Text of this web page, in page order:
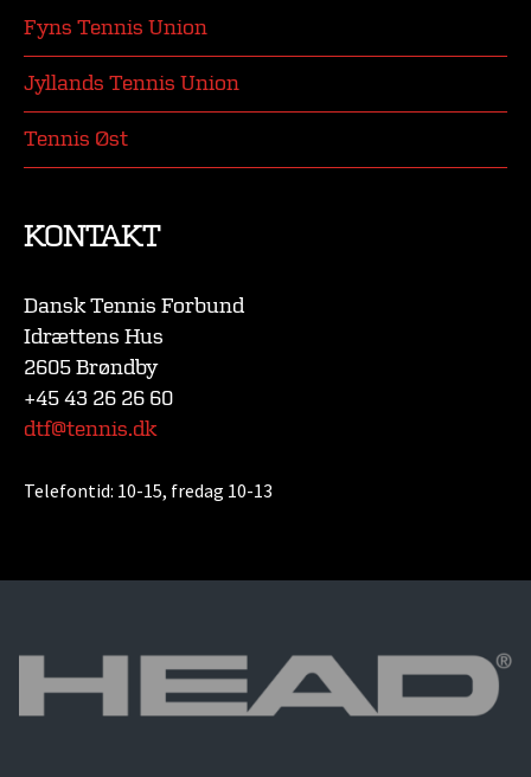
Fyns Tennis Union
Jyllands Tennis Union
Tennis Øst
KONTAKT
Dansk Tennis Forbund
Idrættens Hus
2605 Brøndby
+45 43 26 26 60
dtf@tennis.dk
Telefontid: 10-15, fredag 10-13